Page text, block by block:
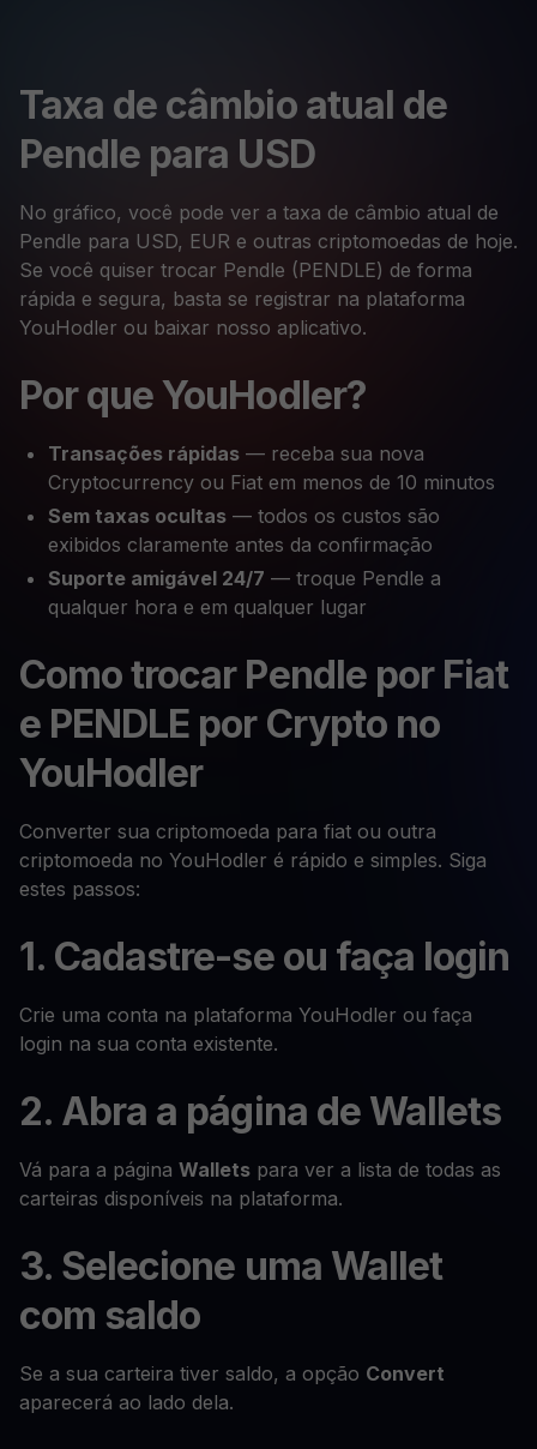
Taxa de câmbio atual de
Pendle para USD
No gráfico, você pode ver a taxa de câmbio atual de
Pendle para USD, EUR e outras criptomoedas de hoje.
Se você quiser trocar Pendle (PENDLE) de forma
rápida e segura, basta se registrar na plataforma
YouHodler ou baixar nosso aplicativo.
Por que YouHodler?
Transações rápidas — receba sua nova
Cryptocurrency ou Fiat em menos de 10 minutos
Sem taxas ocultas — todos os custos são
exibidos claramente antes da confirmação
Suporte amigável 24/7 — troque Pendle a
qualquer hora e em qualquer lugar
Como trocar Pendle por Fiat
e PENDLE por Crypto no
YouHodler
Converter sua criptomoeda para fiat ou outra
criptomoeda no YouHodler é rápido e simples. Siga
estes passos:
1. Cadastre-se ou faça login
Crie uma conta na plataforma YouHodler ou faça
login na sua conta existente.
2. Abra a página de Wallets
Vá para a página Wallets para ver a lista de todas as
carteiras disponíveis na plataforma.
3. Selecione uma Wallet
com saldo
Se a sua carteira tiver saldo, a opção Convert
aparecerá ao lado dela.